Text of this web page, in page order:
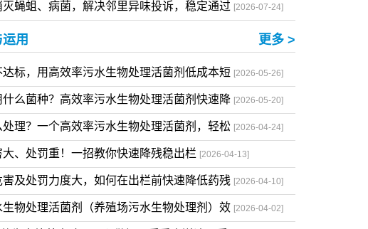
处理？微生物处理剂低成本搞定环保难题[2026-07-27]
蝇蛆、病菌，解决邻里异味投诉，稳定通过 [2026-07-24]
运用 更多 >
标，用高效率污水生物处理活菌剂低成本短[2026-05-26]
么菌种？高效率污水生物处理活菌剂快速降[2026-05-20]
理？一个高效率污水生物处理活菌剂，轻松[2026-04-24]
、处罚重！一招教你快速降残稳出栏[2026-04-13]
及处罚力度大，如何在出栏前快速降低药残[2026-04-10]